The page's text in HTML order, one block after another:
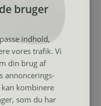
bruger
indhold,
vores trafik. Vi
din brug af
annoncerings-
kombinere
som du har